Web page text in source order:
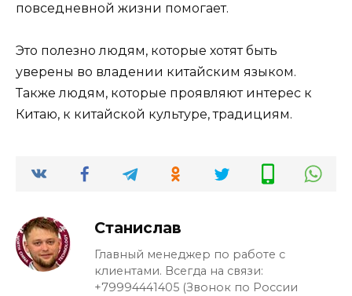
повседневной жизни помогает.
Это полезно людям, которые хотят быть
уверены во владении китайским языком.
Также людям, которые проявляют интерес к
Китаю, к китайской культуре, традициям.
Станислав
Главный менеджер по работе с
клиентами. Всегда на связи:
+79994441405 (Звонок по России